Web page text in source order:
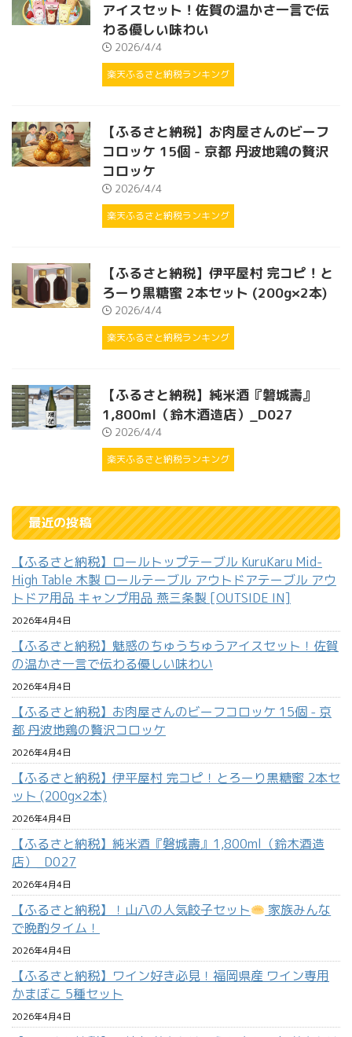
アイスセット！佐賀の温かさ一言で伝
わる優しい味わい
2026/4/4
楽天ふるさと納税ランキング
【ふるさと納税】お肉屋さんのビーフ
コロッケ 15個 - 京都 丹波地鶏の贅沢
コロッケ
2026/4/4
楽天ふるさと納税ランキング
【ふるさと納税】伊平屋村 完コピ！と
ろーり黒糖蜜 2本セット (200g×2本)
2026/4/4
楽天ふるさと納税ランキング
【ふるさと納税】純米酒『磐城壽』
1,800ml（鈴木酒造店）_D027
2026/4/4
楽天ふるさと納税ランキング
最近の投稿
【ふるさと納税】ロールトップテーブル KuruKaru Mid-
High Table 木製 ロールテーブル アウトドアテーブル アウ
トドア用品 キャンプ用品 燕三条製 [OUTSIDE IN]
2026年4月4日
【ふるさと納税】魅惑のちゅうちゅうアイスセット！佐賀
の温かさ一言で伝わる優しい味わい
2026年4月4日
【ふるさと納税】お肉屋さんのビーフコロッケ 15個 - 京
都 丹波地鶏の贅沢コロッケ
2026年4月4日
【ふるさと納税】伊平屋村 完コピ！とろーり黒糖蜜 2本セ
ット (200g×2本)
2026年4月4日
【ふるさと納税】純米酒『磐城壽』1,800ml（鈴木酒造
店）_D027
2026年4月4日
【ふるさと納税】！山八の人気餃子セット
家族みんな
で晩酌タイム！
2026年4月4日
【ふるさと納税】ワイン好き必見！福岡県産 ワイン専用
かまぼこ 5種セット
2026年4月4日